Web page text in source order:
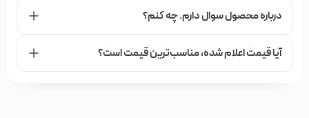
درباره محصول سوال دارم. چه کنم؟
آیا قیمت اعلام شده،‌ مناسب‌ترین قیمت است؟